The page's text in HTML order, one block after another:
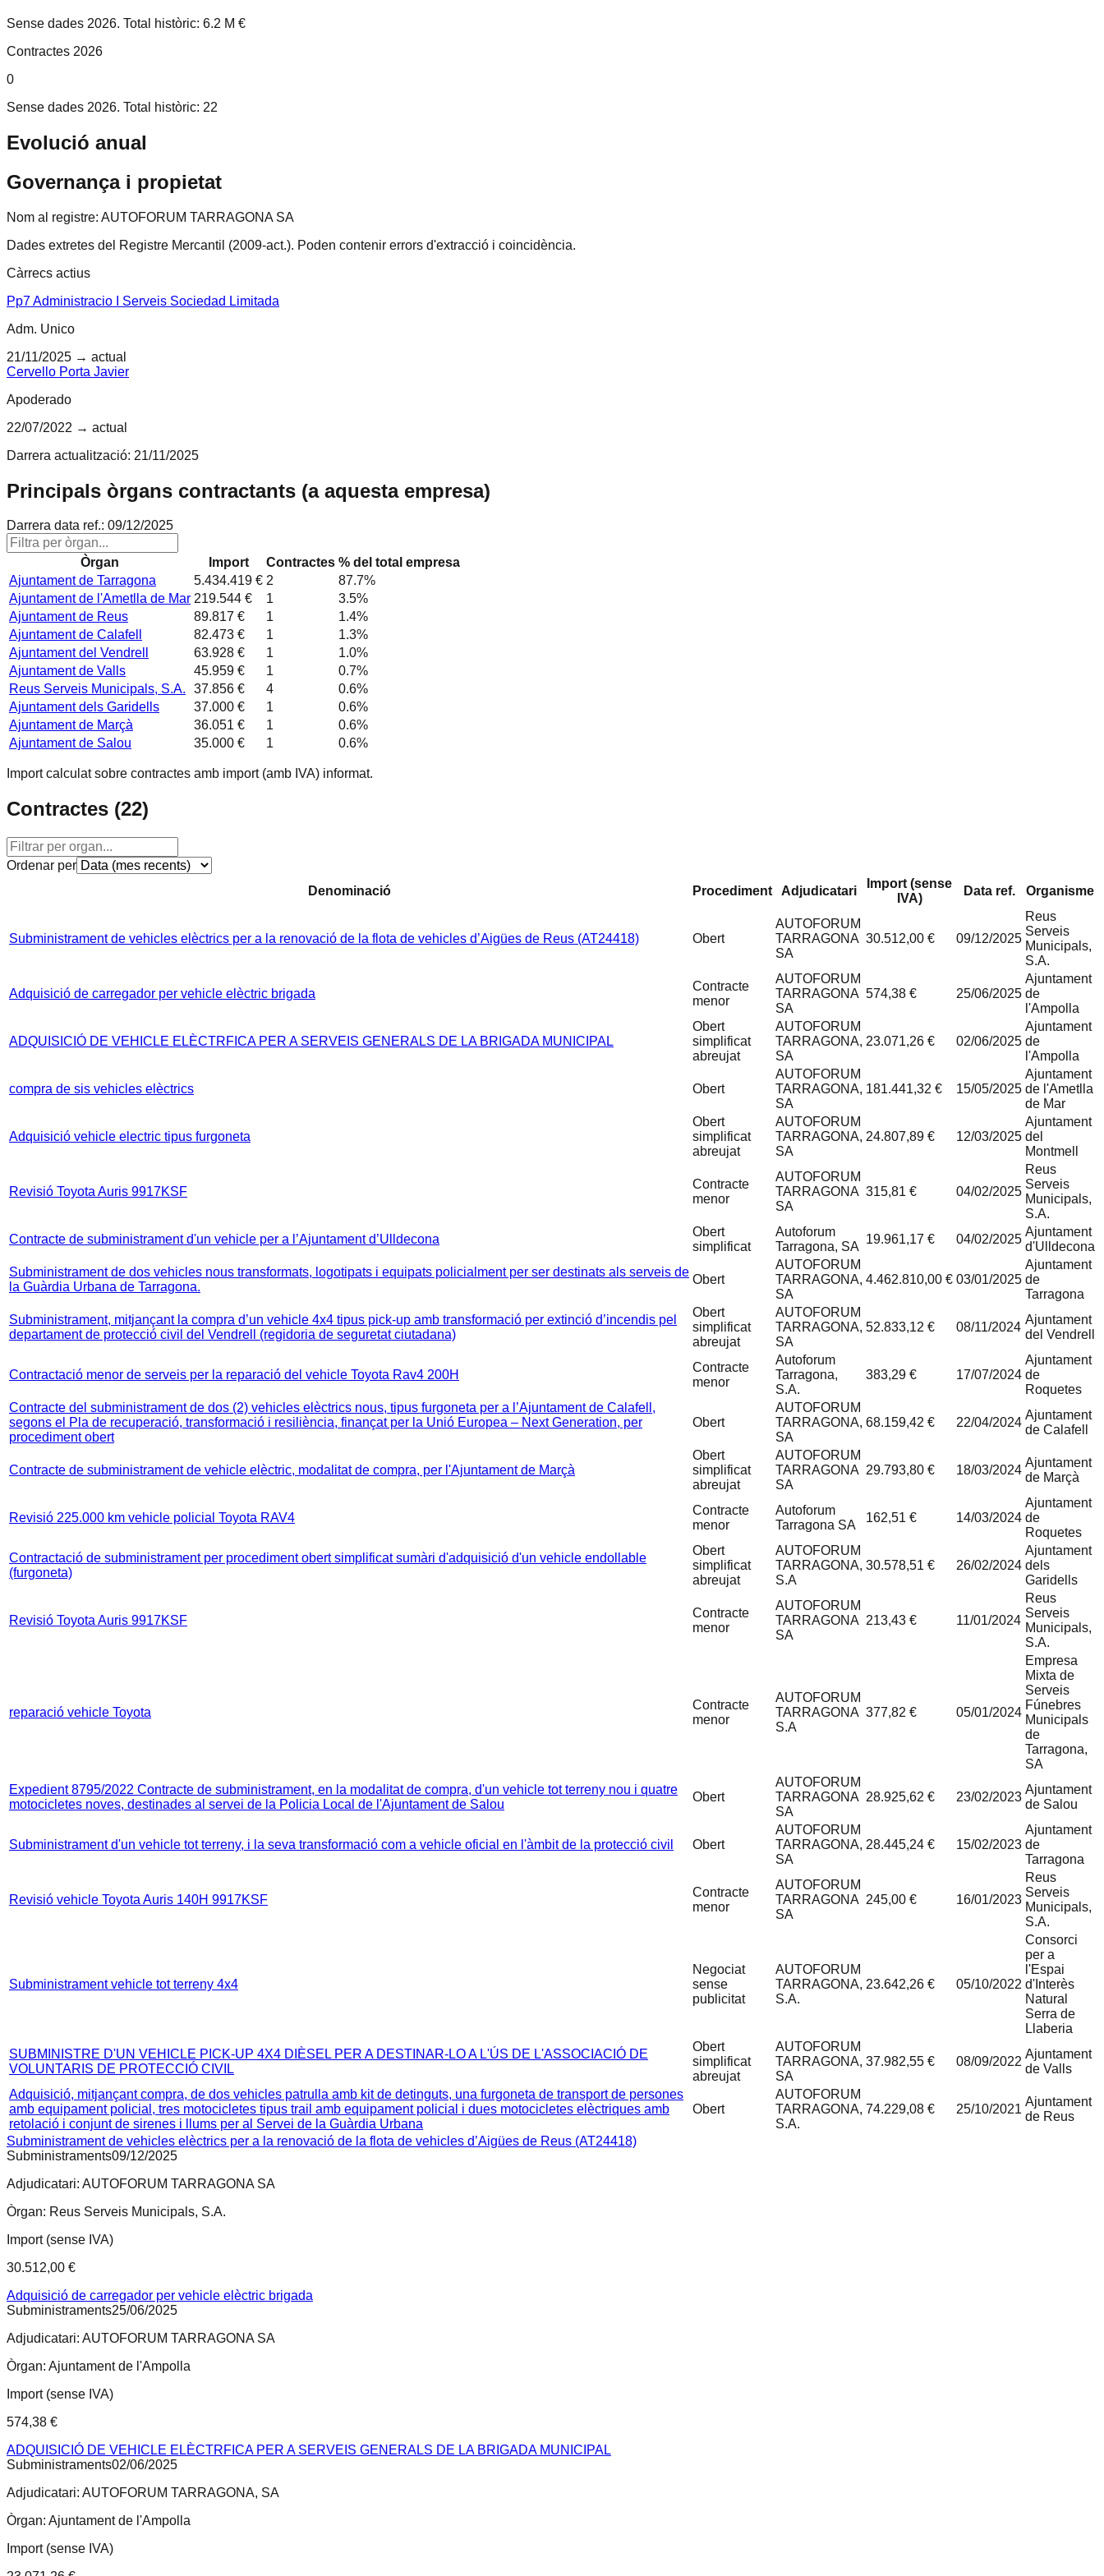
Sense dades 2026. Total històric: 6.2 M €
Contractes 2026
0
Sense dades 2026. Total històric: 22
Evolució anual
Governança i propietat
Nom al registre: AUTOFORUM TARRAGONA SA
Dades extretes del Registre Mercantil (2009-act.). Poden contenir errors d'extracció i coincidència.
Càrrecs actius
Pp7 Administracio I Serveis Sociedad Limitada
Adm. Unico
21/11/2025 → actual
Cervello Porta Javier
Apoderado
22/07/2022 → actual
Darrera actualització: 21/11/2025
Principals òrgans contractants (a aquesta empresa)
Darrera data ref.: 09/12/2025
Òrgan Import Contractes % del total empresa
Ajuntament de Tarragona
5.434.419 € 2 87.7%
Ajuntament de l'Ametlla de Mar 219.544 € 1 3.5%
Ajuntament de Reus
89.817 € 1 1.4%
Ajuntament de Calafell
82.473 € 1 1.3%
Ajuntament del Vendrell
63.928 € 1 1.0%
Ajuntament de Valls
45.959 € 1 0.7%
Reus Serveis Municipals, S.A.
37.856 € 4 0.6%
Ajuntament dels Garidells
37.000 € 1 0.6%
Ajuntament de Marçà
36.051 € 1 0.6%
Ajuntament de Salou
35.000 € 1 0.6%
Import calculat sobre contractes amb import (amb IVA) informat.
Contractes (22)
Ordenar per
Denominació
Procediment Adjudicatari
Import (sense
IVA)
Data ref. Organisme
Subministrament de vehicles elèctrics per a la renovació de la flota de vehicles d’Aigües de Reus (AT24418) Obert
AUTOFORUM
TARRAGONA
SA
30.512,00 € 09/12/2025
Reus
Serveis
Municipals,
S.A.
Adquisició de carregador per vehicle elèctric brigada
Contracte
menor
AUTOFORUM
TARRAGONA
SA
574,38 € 25/06/2025
Ajuntament
de
l'Ampolla
ADQUISICIÓ DE VEHICLE ELÈCTRFICA PER A SERVEIS GENERALS DE LA BRIGADA MUNICIPAL
Obert
simplificat
abreujat
AUTOFORUM
TARRAGONA,
SA
23.071,26 € 02/06/2025
Ajuntament
de
l'Ampolla
compra de sis vehicles elèctrics Obert
AUTOFORUM
TARRAGONA,
SA
181.441,32 € 15/05/2025
Ajuntament
de l'Ametlla
de Mar
Adquisició vehicle electric tipus furgoneta
Obert
simplificat
abreujat
AUTOFORUM
TARRAGONA,
SA
24.807,89 € 12/03/2025
Ajuntament
del
Montmell
Revisió Toyota Auris 9917KSF
Contracte
menor
AUTOFORUM
TARRAGONA
SA
315,81 € 04/02/2025
Reus
Serveis
Municipals,
S.A.
Contracte de subministrament d'un vehicle per a l’Ajuntament d’Ulldecona
Obert
simplificat
Autoforum
Tarragona, SA
19.961,17 € 04/02/2025
Ajuntament
d'Ulldecona
Subministrament de dos vehicles nous transformats, logotipats i equipats policialment per ser destinats als serveis de
la Guàrdia Urbana de Tarragona.
Obert
AUTOFORUM
TARRAGONA,
SA
4.462.810,00 € 03/01/2025
Ajuntament
de
Tarragona
Subministrament, mitjançant la compra d’un vehicle 4x4 tipus pick-up amb transformació per extinció d’incendis pel
departament de protecció civil del Vendrell (regidoria de seguretat ciutadana)
Obert
simplificat
abreujat
AUTOFORUM
TARRAGONA,
SA
52.833,12 € 08/11/2024
Ajuntament
del Vendrell
Contractació menor de serveis per la reparació del vehicle Toyota Rav4 200H
Contracte
menor
Autoforum
Tarragona,
S.A.
383,29 € 17/07/2024
Ajuntament
de
Roquetes
Contracte del subministrament de dos (2) vehicles elèctrics nous, tipus furgoneta per a l’Ajuntament de Calafell,
segons el Pla de recuperació, transformació i resiliència, finançat per la Unió Europea – Next Generation, per
procediment obert
Obert
AUTOFORUM
TARRAGONA,
SA
68.159,42 € 22/04/2024
Ajuntament
de Calafell
Contracte de subministrament de vehicle elèctric, modalitat de compra, per l'Ajuntament de Marçà
Obert
simplificat
abreujat
AUTOFORUM
TARRAGONA
SA
29.793,80 € 18/03/2024
Ajuntament
de Marçà
Revisió 225.000 km vehicle policial Toyota RAV4
Contracte
menor
Autoforum
Tarragona SA
162,51 € 14/03/2024
Ajuntament
de
Roquetes
Contractació de subministrament per procediment obert simplificat sumàri d'adquisició d'un vehicle endollable
(furgoneta)
Obert
simplificat
abreujat
AUTOFORUM
TARRAGONA,
S.A
30.578,51 € 26/02/2024
Ajuntament
dels
Garidells
Revisió Toyota Auris 9917KSF
Contracte
menor
AUTOFORUM
TARRAGONA
SA
213,43 € 11/01/2024
Reus
Serveis
Municipals,
S.A.
reparació vehicle Toyota
Contracte
menor
AUTOFORUM
TARRAGONA
S.A
377,82 € 05/01/2024
Empresa
Mixta de
Serveis
Fúnebres
Municipals
de
Tarragona,
SA
Expedient 8795/2022 Contracte de subministrament, en la modalitat de compra, d'un vehicle tot terreny nou i quatre
motocicletes noves, destinades al servei de la Policia Local de l'Ajuntament de Salou
Obert
AUTOFORUM
TARRAGONA
SA
28.925,62 € 23/02/2023
Ajuntament
de Salou
Subministrament d'un vehicle tot terreny, i la seva transformació com a vehicle oficial en l'àmbit de la protecció civil Obert
AUTOFORUM
TARRAGONA,
SA
28.445,24 € 15/02/2023
Ajuntament
de
Tarragona
Revisió vehicle Toyota Auris 140H 9917KSF
Contracte
menor
AUTOFORUM
TARRAGONA
SA
245,00 € 16/01/2023
Reus
Serveis
Municipals,
S.A.
Subministrament vehicle tot terreny 4x4
Negociat
sense
publicitat
AUTOFORUM
TARRAGONA,
S.A.
23.642,26 € 05/10/2022
Consorci
per a
l'Espai
d'Interès
Natural
Serra de
Llaberia
SUBMINISTRE D'UN VEHICLE PICK-UP 4X4 DIÈSEL PER A DESTINAR-LO A L'ÚS DE L'ASSOCIACIÓ DE
VOLUNTARIS DE PROTECCIÓ CIVIL
Obert
simplificat
abreujat
AUTOFORUM
TARRAGONA,
SA
37.982,55 € 08/09/2022
Ajuntament
de Valls
Adquisició, mitjançant compra, de dos vehicles patrulla amb kit de detinguts, una furgoneta de transport de persones
amb equipament policial, tres motocicletes tipus trail amb equipament policial i dues motocicletes elèctriques amb
retolació i conjunt de sirenes i llums per al Servei de la Guàrdia Urbana
Obert
AUTOFORUM
TARRAGONA,
S.A.
74.229,08 € 25/10/2021
Ajuntament
de Reus
Subministrament de vehicles elèctrics per a la renovació de la flota de vehicles d’Aigües de Reus (AT24418)
Subministraments09/12/2025
Adjudicatari: AUTOFORUM TARRAGONA SA
Òrgan: Reus Serveis Municipals, S.A.
Import (sense IVA)
30.512,00 €
Adquisició de carregador per vehicle elèctric brigada
Subministraments25/06/2025
Adjudicatari: AUTOFORUM TARRAGONA SA
Òrgan: Ajuntament de l'Ampolla
Import (sense IVA)
574,38 €
ADQUISICIÓ DE VEHICLE ELÈCTRFICA PER A SERVEIS GENERALS DE LA BRIGADA MUNICIPAL
Subministraments02/06/2025
Adjudicatari: AUTOFORUM TARRAGONA, SA
Òrgan: Ajuntament de l'Ampolla
Import (sense IVA)